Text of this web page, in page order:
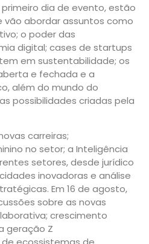
dia de evento, estão
vão abordar assuntos como
o poder das
digital; cases de startups
em sustentabilidade; os
e fechada e a
além do mundo do
possibilidades criadas pela
carreiras;
no setor; a Inteligência
setores, desde jurídico
inovadoras e análise
Em 16 de agosto,
sobre as novas
crescimento
geração Z